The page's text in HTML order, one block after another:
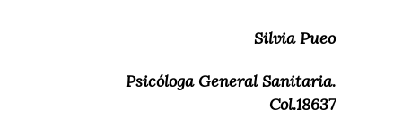
Silvia Pueo
Psicóloga General Sanitaria.
Col.18637